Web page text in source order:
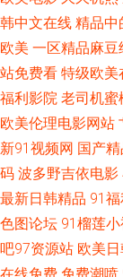
草影院亚洲 大香蕉
人人肏 国产日韩成
院307 aa操逼网 狼
传媒成人 东京热三
桃色 东京热AV情趣
碰婷婷 国产综合三
韩中文在线 精品中
欧美 一区精品麻豆
站免费看 特级欧美
福利影院 老司机蜜
欧美伦理电影网站
新91视频网 国产
码 波多野吉依电影
最新日韩精品 91
色图论坛 91榴莲
吧97资源站 欧美